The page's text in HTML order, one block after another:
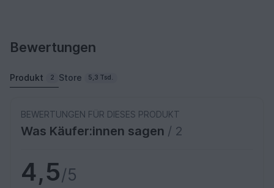
Bewertungen
Produkt 2 Store 5,3 Tsd.
BEWERTUNGEN FÜR DIESES PRODUKT
Was Käufer:innen sagen / 2
4,5/5